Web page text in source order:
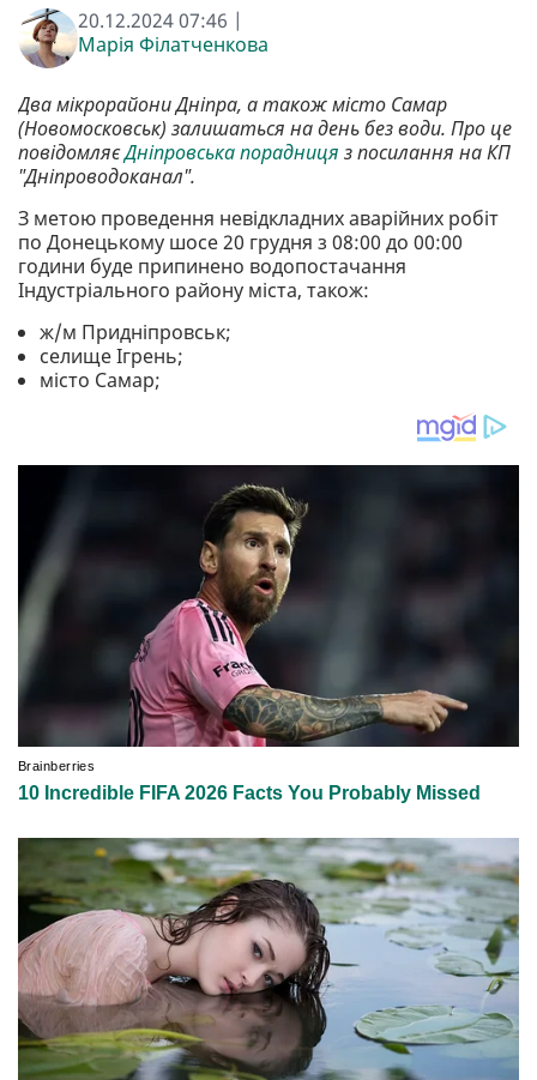
20.12.2024 07:46 |
Марія Філатченкова
Два мікрорайони Дніпра, а також місто Самар
(Новомосковськ) залишаться на день без води. Про це
повідомляєДніпровська порадниця з посилання на КП
"Дніпроводоканал".
З метою проведення невідкладних аварійних робіт
по Донецькому шосе 20 грудня з 08:00 до 00:00
години буде припинено водопостачання
Індустріального району міста, також:
ж/м Придніпровськ;
селище Ігрень;
місто Самар;